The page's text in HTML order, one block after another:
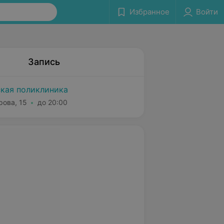
Избранное Войти
Запись
поликлиника
15 до 20:00